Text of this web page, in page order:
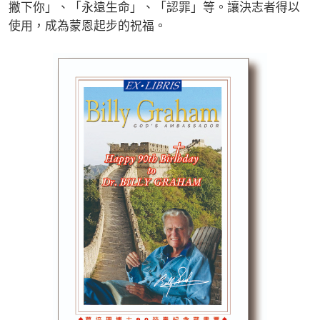
撇下你」、「永遠生命」、「認罪」等。讓決志者得以
使用，成為蒙恩起步的祝福。